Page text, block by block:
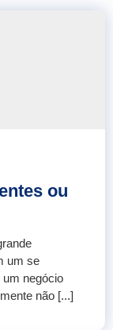
ou
um se
negócio
não [...]